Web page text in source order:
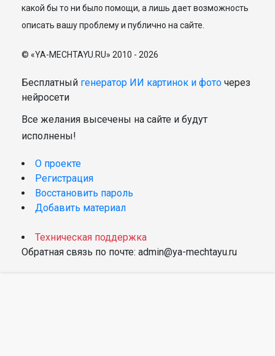
какой бы то ни было помощи, а лишь дает возможность
описать вашу проблему и публично на сайте.
© «YA-MECHTAYU.RU» 2010 - 2026
Бесплатный генератор ИИ картинок и фото через
нейросети
Все желания высечены на сайте и будут
исполнены!
О проекте
Регистрация
Восстановить пароль
Добавить материал
Техническая поддержка
Обратная связь по почте: admin@ya-mechtayu.ru